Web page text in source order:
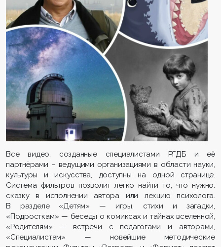
Все видео, созданные специалистами РГДБ и её
партнёрами – ведущими организациями в области науки,
культуры и искусства, доступны на одной странице.
Система фильтров позволит легко найти то, что нужно:
сказку в исполнении автора или лекцию психолога.
В разделе «Детям» — игры, стихи и загадки,
«Подросткам» — беседы о комиксах и тайнах вселенной,
«Родителям» — встречи с педагогами и авторами,
«Специалистам» — новейшие методические